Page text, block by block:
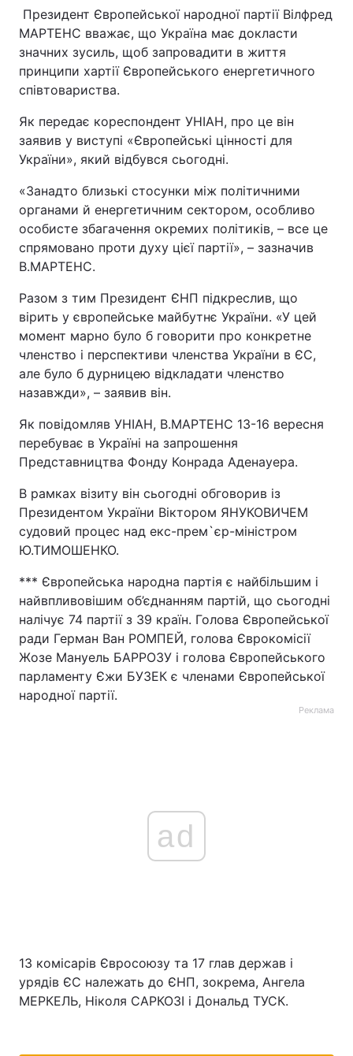
Президент Європейської народної партії Вілфред
МАРТЕНС вважає, що Україна має докласти
значних зусиль, щоб запровадити в життя
принципи хартії Європейського енергетичного
співтовариства.
Як передає кореспондент УНІАН, про це він
заявив у виступі «Європейські цінності для
України», який відбувся сьогодні.
«Занадто близькі стосунки між політичними
органами й енергетичним сектором, особливо
особисте збагачення окремих політиків, – все це
спрямовано проти духу цієї партії», – зазначив
В.МАРТЕНС.
Разом з тим Президент ЄНП підкреслив, що
вірить у європейське майбутнє України. «У цей
момент марно було б говорити про конкретне
членство і перспективи членства України в ЄС,
але було б дурницею відкладати членство
назавжди», – заявив він.
Як повідомляв УНІАН, В.МАРТЕНС 13-16 вересня
перебуває в Україні на запрошення
Представництва Фонду Конрада Аденауера.
В рамках візиту він сьогодні обговорив із
Президентом України Віктором ЯНУКОВИЧЕМ
судовий процес над екс-прем`єр-міністром
Ю.ТИМОШЕНКО.
*** Європейська народна партія є найбільшим і
найвпливовішим об’єднанням партій, що сьогодні
налічує 74 партії з 39 країн. Голова Європейської
ради Герман Ван РОМПЕЙ, голова Єврокомісії
Жозе Мануель БАРРОЗУ і голова Європейського
парламенту Єжи БУЗЕК є членами Європейської
народної партії.
Реклама
ad
13 комісарів Євросоюзу та 17 глав держав і
урядів ЄС належать до ЄНП, зокрема, Ангела
МЕРКЕЛЬ, Ніколя САРКОЗІ і Дональд ТУСК.